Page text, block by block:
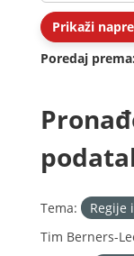
Prikaži
Poredaj prema
Tema: Regije
Tim Berners-